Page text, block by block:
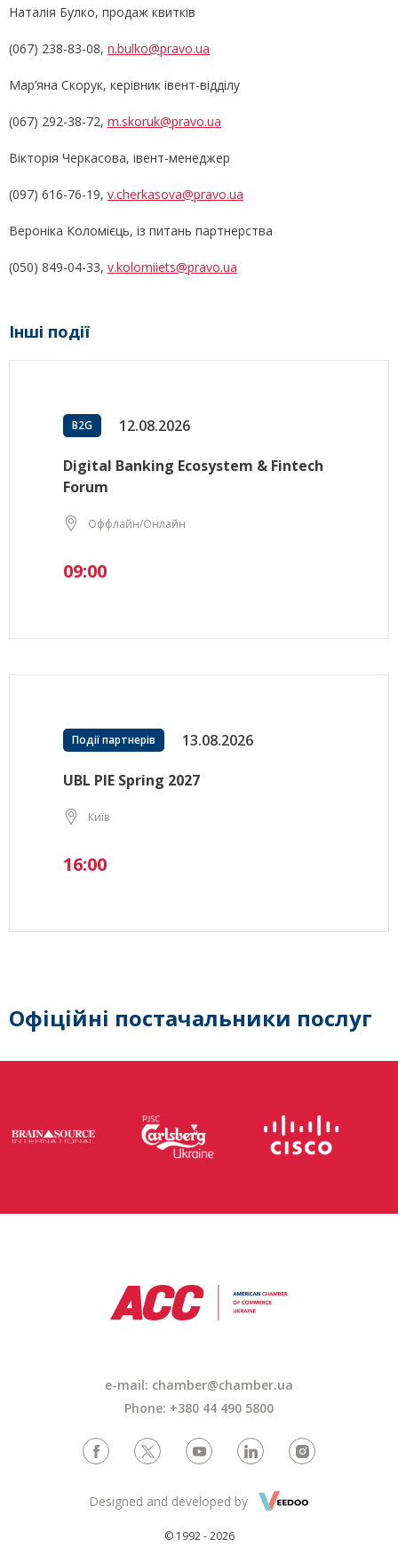
Наталія Булко, продаж квитків
(067) 238-83-08, n.bulko@pravo.ua
Мар’яна Скорук, керівник івент-відділу
(067) 292-38-72, m.skoruk@pravo.ua
Вікторія Черкасова, івент-менеджер
(097) 616-76-19, v.cherkasova@pravo.ua
Вероніка Коломієць, із питань партнерства
(050) 849-04-33, v.kolomiiets@pravo.ua
Інші події
B2G 12.08.2026
Digital Banking Ecosystem & Fintech
Forum
Оффлайн/Онлайн
09:00
Події партнерів 13.08.2026
UBL PIE Spring 2027
Київ
16:00
Офіційні постачальники послуг
e-mail: chamber@chamber.ua
Phone: +380 44 490 5800
© 1992 - 2026
Designed and developed by